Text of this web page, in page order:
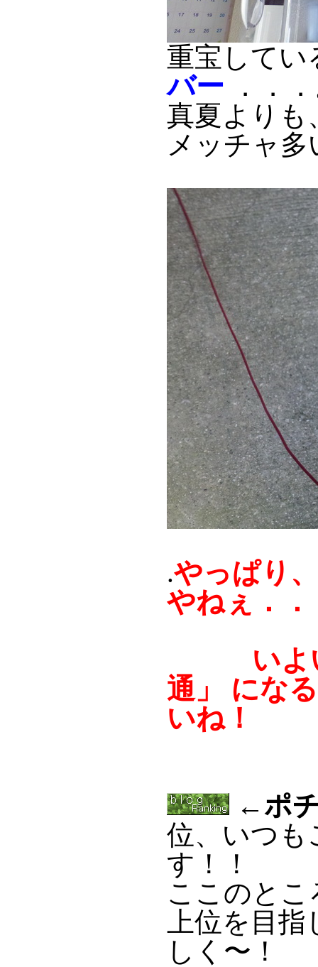
重宝して
バー ．．
真夏よりも
メッチャ多
.やっぱり
やねぇ．．
いよい
通」 にな
いね！
←ポ
位、いつも
す！！
ここのと
上位を目
しく〜！